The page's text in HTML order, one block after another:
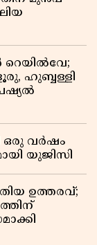
ഹുബ്ബള്ളി
ഒരു വർഷം
യുജിസി
ഉത്തരവ്;